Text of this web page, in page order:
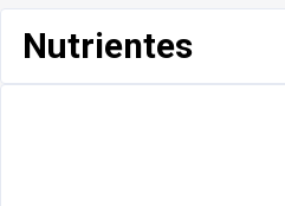
Nutrientes